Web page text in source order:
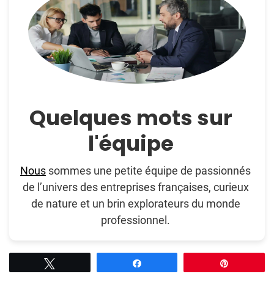
Quelques mots sur
l'équipe
Nous sommes une petite équipe de passionnés
de l’univers des entreprises françaises, curieux
de nature et un brin explorateurs du monde
professionnel.